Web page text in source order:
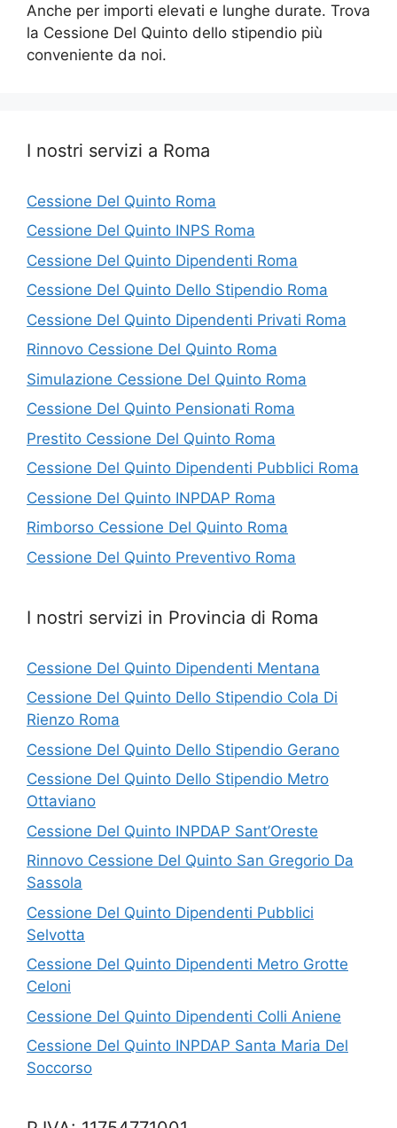
Anche per importi elevati e lunghe durate. Trova
la Cessione Del Quinto dello stipendio più
conveniente da noi.
I nostri servizi a Roma
Cessione Del Quinto Roma
Cessione Del Quinto INPS Roma
Cessione Del Quinto Dipendenti Roma
Cessione Del Quinto Dello Stipendio Roma
Cessione Del Quinto Dipendenti Privati Roma
Rinnovo Cessione Del Quinto Roma
Simulazione Cessione Del Quinto Roma
Cessione Del Quinto Pensionati Roma
Prestito Cessione Del Quinto Roma
Cessione Del Quinto Dipendenti Pubblici Roma
Cessione Del Quinto INPDAP Roma
Rimborso Cessione Del Quinto Roma
Cessione Del Quinto Preventivo Roma
I nostri servizi in Provincia di Roma
Cessione Del Quinto Dipendenti Mentana
Cessione Del Quinto Dello Stipendio Cola Di
Rienzo Roma
Cessione Del Quinto Dello Stipendio Gerano
Cessione Del Quinto Dello Stipendio Metro
Ottaviano
Cessione Del Quinto INPDAP Sant’Oreste
Rinnovo Cessione Del Quinto San Gregorio Da
Sassola
Cessione Del Quinto Dipendenti Pubblici
Selvotta
Cessione Del Quinto Dipendenti Metro Grotte
Celoni
Cessione Del Quinto Dipendenti Colli Aniene
Cessione Del Quinto INPDAP Santa Maria Del
Soccorso